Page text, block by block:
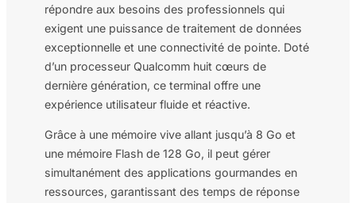
répondre aux besoins des professionnels qui
exigent une puissance de traitement de données
exceptionnelle et une connectivité de pointe. Doté
d’un processeur Qualcomm huit cœurs de
dernière génération, ce terminal offre une
expérience utilisateur fluide et réactive.
Grâce à une mémoire vive allant jusqu’à 8 Go et
une mémoire Flash de 128 Go, il peut gérer
simultanément des applications gourmandes en
ressources, garantissant des temps de réponse